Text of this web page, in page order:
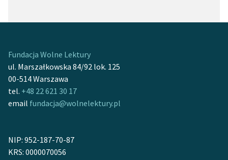
Fundacja Wolne Lektury
ul. Marszałkowska 84/92 lok. 125
00-514 Warszawa
tel. +48 22 621 30 17
email fundacja@wolnelektury.pl
NIP: 952-187-70-87
KRS: 0000070056